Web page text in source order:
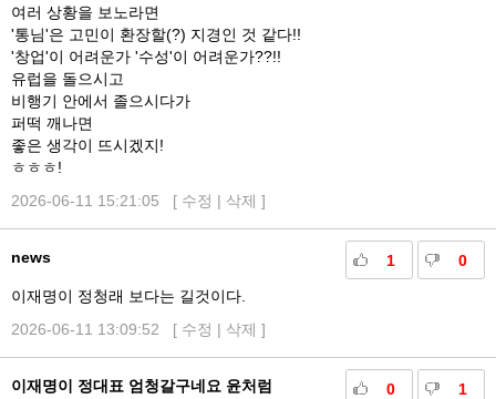
여러 상황을 보노라면
'통님'은 고민이 환장할(?) 지경인 것 같다!!
'창업'이 어려운가 '수성'이 어려운가??!!
유럽을 돌으시고
비행기 안에서 졸으시다가
퍼떡 깨나면
좋은 생각이 뜨시겠지!
ㅎㅎㅎ!
2026-06-11 15:21:05 [ 수정 | 삭제 ]
1 0
news
이재명이 정청래 보다는 길것이다.
2026-06-11 13:09:52 [ 수정 | 삭제 ]
0 1
이재명이 정대표 엄청갈구네요 윤처럼